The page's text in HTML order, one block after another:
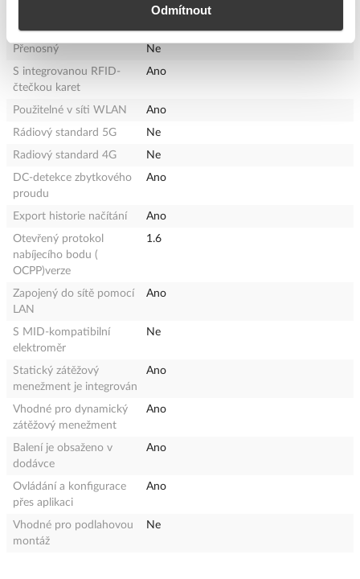
Odmítnout
Přenosný
Ne
S integrovanou RFID-
čtečkou karet
Ano
Použitelné v síti WLAN
Ano
Rádiový standard 5G
Ne
Radiový standard 4G
Ne
DC-detekce zbytkového
proudu
Ano
Export historie načítání
Ano
Otevřený protokol
nabíjecího bodu (
OCPP)verze
1.6
Zapojený do sítě pomocí
LAN
Ano
S MID-kompatibilní
elektroměr
Ne
Statický zátěžový
menežment je integrován
Ano
Vhodné pro dynamický
zátěžový menežment
Ano
Balení je obsaženo v
dodávce
Ano
Ovládání a konfigurace
přes aplikaci
Ano
Vhodné pro podlahovou
montáž
Ne